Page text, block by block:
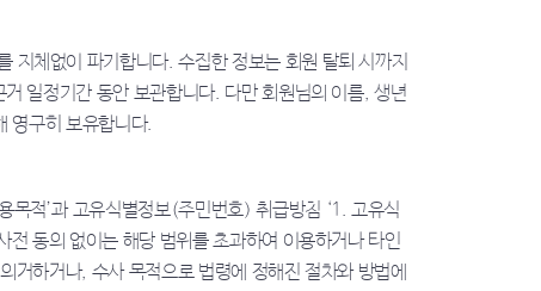
지체없이 파기합니다. 수집한 정보는 회원 탈퇴 시까지
일정기간 동안 보관합니다. 다만 회원님의 이름, 생년
영구히 보유합니다.
목적’과 고유식별정보(주민번호) 취급방침 ‘1. 고유식
동의 없이는 해당 범위를 초과하여 이용하거나 타인
하거나, 수사 목적으로 법령에 정해진 절차와 방법에